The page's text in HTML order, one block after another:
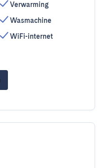
Verwarming
Wasmachine
WiFi-internet